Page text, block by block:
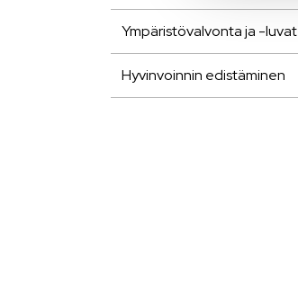
Ympäristövalvonta ja -luvat
Hyvinvoinnin edistäminen